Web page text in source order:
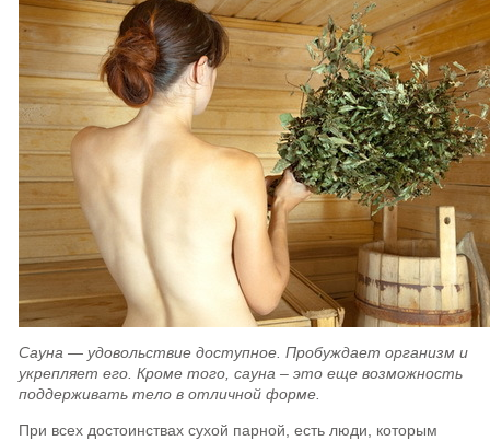
Сауна — удовольствие доступное. Пробуждает организм и
укрепляет его. Кроме того, сауна – это еще возможность
поддерживать тело в отличной форме.
При всех достоинствах сухой парной, есть люди, которым